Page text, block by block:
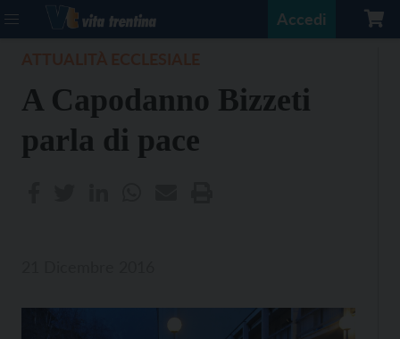
Accedi
A Capodanno Bizzeti
parla di pace